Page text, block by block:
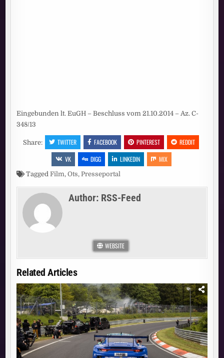
Eingebunden lt. EuGH – Beschluss vom 21.10.2014 – Az. C-
348/13
Share: TWITTER FACEBOOK PINTEREST
REDDIT
VK
DIGG LINKEDIN MIX
TaggedFilm,Ots, Presseportal
Author: RSS-Feed
WEBSITE
Related Articles